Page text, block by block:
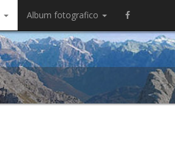
Album fotografico